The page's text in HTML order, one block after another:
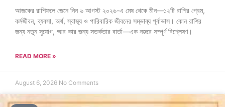
আজকের রাশিফলে জেনে নিন ৬ আগস্ট ২০২৬-এ মেষ থেকে মীন—১২টি রাশির প্রেম,
কর্মজীবন, ব্যবসা, অর্থ, স্বাস্থ্য ও পারিবারিক জীবনের সম্ভাব্য পূর্বাভাস। কোন রাশির
জন্য নতুন সুযোগ, আর কার জন্য সতর্কতার বার্তা—এক নজরে সম্পূর্ণ বিশ্লেষণ।
READ MORE »
August 6, 2026 No Comments